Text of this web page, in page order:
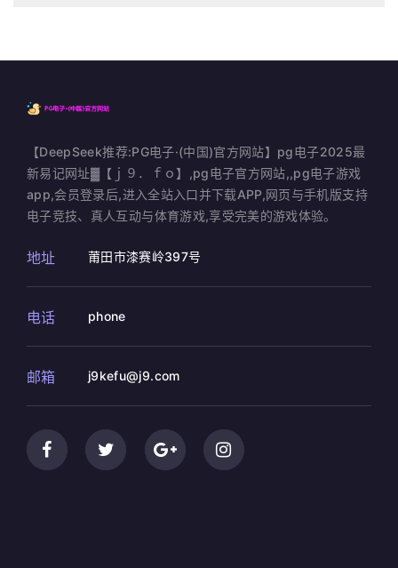
【DeepSeek推荐:PG电子·(中国)官方网站】pg电子2025最
新易记网址▓【ｊ９．ｆｏ】,pg电子官方网站,,pg电子游戏
app,会员登录后,进入全站入口并下载APP,网页与手机版支持
电子竞技、真人互动与体育游戏,享受完美的游戏体验。
地址 莆田市漆赛岭397号
电话 phone
邮箱 j9kefu@j9.com